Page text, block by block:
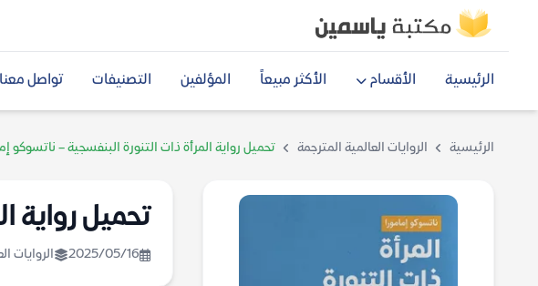
الرئيسية الأقسام الأكثر مبيعاً المؤلفين التصنيفات تواصل معنا
الرئيسية الروايات العالمية المترجمة تحميل رواية المرأة ذات التنورة البنفسجية – ناتسوكو
تحميل رواية
2025/05/16 الروايات